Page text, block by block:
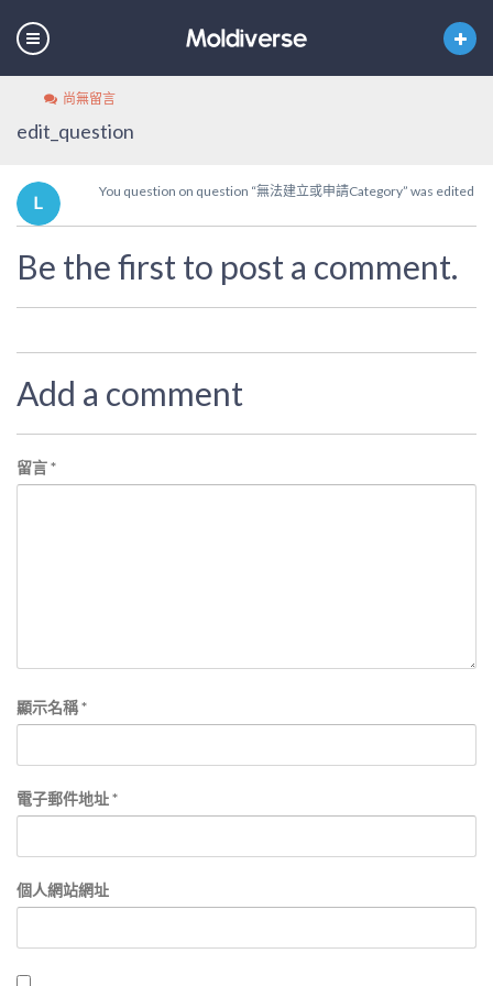
尚無留言
edit_question
You question on question “無法建立或申請Category” was edited
Be the first to post a comment.
Add a comment
留言*
顯示名稱*
電子郵件地址*
個人網站網址